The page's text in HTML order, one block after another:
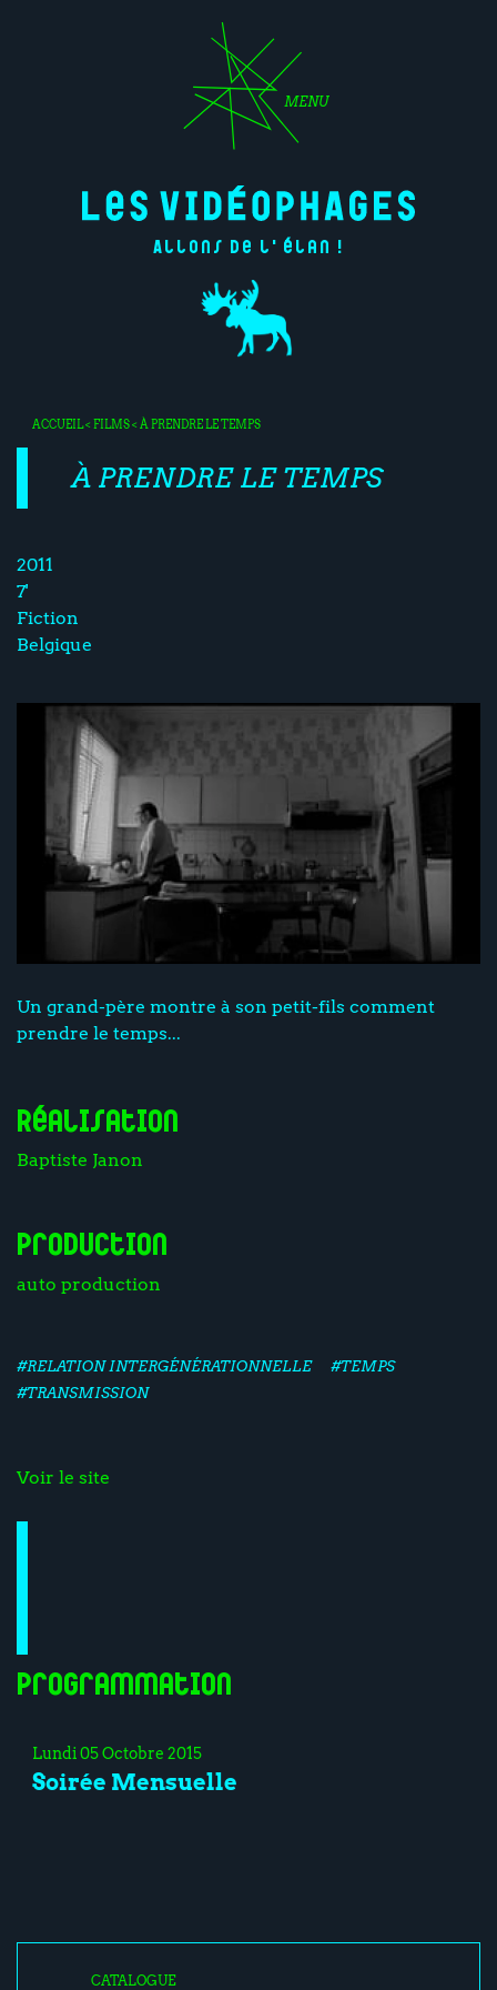
MENU
Allons de l'élan !
ACCUEIL< FILMS< À PRENDRE LE TEMPS
À PRENDRE LE TEMPS
2011
7'
Fiction
Belgique
Un grand-père montre à son petit-fils comment
prendre le temps...
Réalisation
Baptiste Janon
Production
auto production
#RELATION INTERGÉNÉRATIONNELLE
#TEMPS
#TRANSMISSION
Voir le site
Programmation
Lundi 05 Octobre 2015
Soirée Mensuelle
CATALOGUE